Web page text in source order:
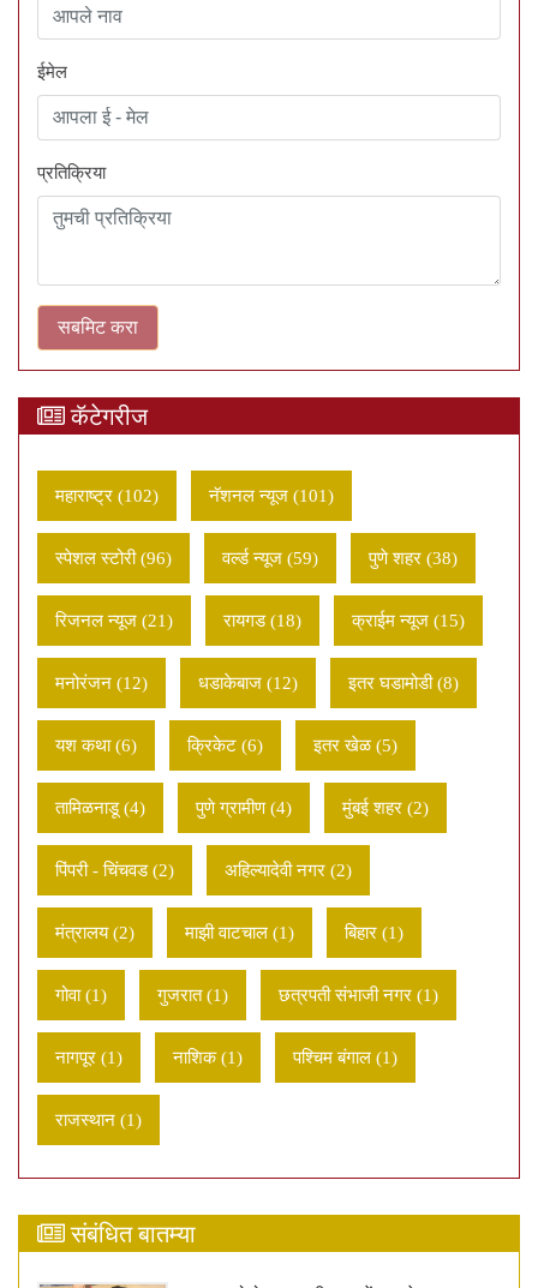
ईमेल
प्रतिक्रिया
कॅटेगरीज
महाराष्ट्र (102) नॅशनल न्यूज (101)
स्पेशल स्टोरी (96) वर्ल्ड न्यूज (59) पुणे शहर (38)
रिजनल न्यूज (21) रायगड (18) क्राईम न्यूज (15)
मनोरंजन (12) धडाकेबाज (12) इतर घडामोडी (8)
यश कथा (6) क्रिकेट (6) इतर खेळ (5)
तामिळनाडू (4) पुणे ग्रामीण (4) मुंबई शहर (2)
पिंपरी - चिंचवड (2) अहिल्यादेवी नगर (2)
मंत्रालय (2) माझी वाटचाल (1) बिहार (1)
गोवा (1) गुजरात (1) छत्रपती संभाजी नगर (1)
नागपूर (1) नाशिक (1) पश्चिम बंगाल (1)
राजस्थान (1)
संबंधित बातम्या